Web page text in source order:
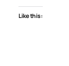
Like this: